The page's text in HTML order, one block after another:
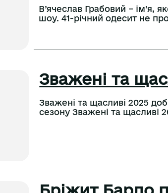
В’ячеслав Грабовий – ім’я,
шоу. 41-річний одесит не
Зважені та
Зважені та щасливі 2025
сезону Зважені та щасливі